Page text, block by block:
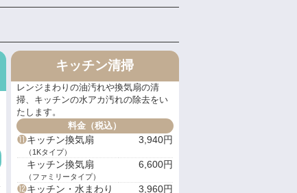
キッチン清掃
レンジまわりの油汚れや換気扇の清
掃、キッチンの水アカ汚れの除去をい
たします。
料金（税込）
⓫キッチン換気扇
（1Kタイプ）
3,940円
キッチン換気扇
（ファミリータイプ）
6,600円
⓬キッチン・水まわり 3,960円